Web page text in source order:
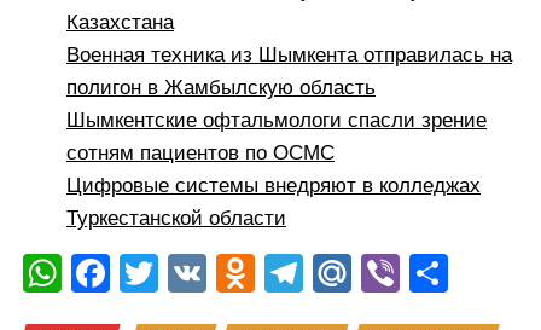
Казахстана
Военная техника из Шымкента отправилась на
полигон в Жамбылскую область
Шымкентские офтальмологи спасли зрение
сотням пациентов по ОСМС
Цифровые системы внедряют в колледжах
Туркестанской области
W F
T
V
O
T
M Vi